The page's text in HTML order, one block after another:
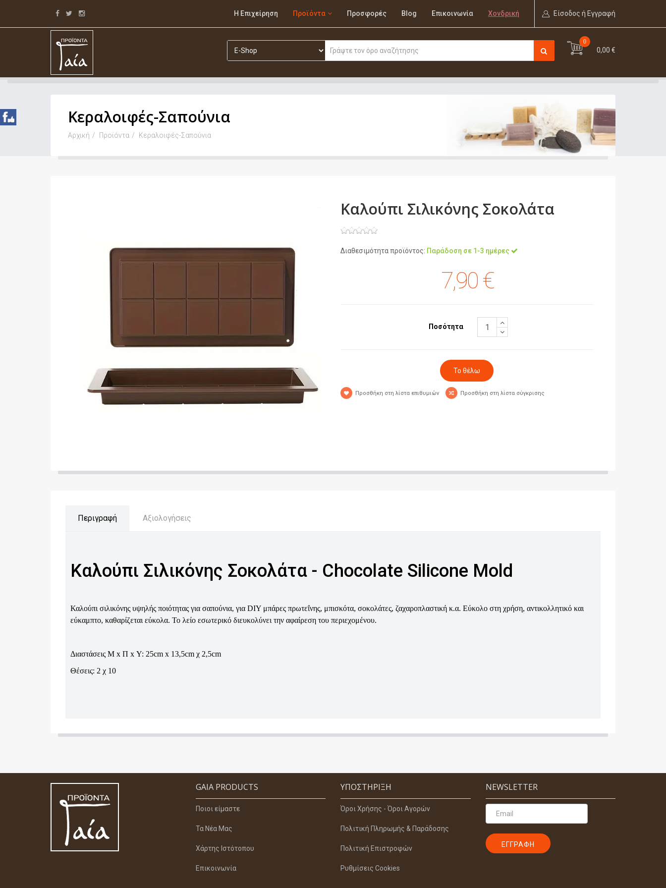
Η Επιχείρηση Προϊόντα Προσφορές Blog Επικοινωνία Χονδρική Είσοδος ή Εγγραφή
0
0,00 €
Κεραλοιφές-Σαπούνια
Αρχική Προϊόντα Κεραλοιφές-Σαπούνια
Καλούπι Σιλικόνης Σοκολάτα
Διαθεσιμότητα προϊόντος: Παράδοση σε 1-3 ημέρες
7,90 €
Ποσότητα
Προσθήκη στη λίστα επιθυμιών Προσθήκη στη λίστα σύγκρισης
Περιγραφή Αξιολογήσεις
Καλούπι Σιλικόνης Σοκολάτα - Chocolate Silicone Mold
Καλούπι σιλικόνης υψηλής ποιότητας για σαπούνια, για DIY μπάρες πρωτεΐνης, μπισκότα, σοκολάτες, ζαχαροπλαστική κ.α. Εύκολο στη χρήση, αντικολλητικό και
εύκαμπτο, καθαρίζεται εύκολα. Το λείο εσωτερικό διευκολύνει την αφαίρεση του περιεχομένου.
Διαστάσεις Μ x Π x Υ: 25cm x 13,5cm χ 2,5cm
Θέσεις: 2 χ 10
GAIA PRODUCTS
Ποιοι είμαστε
Τα Νέα Μας
Χάρτης Ιστότοπου
Επικοινωνία
ΥΠΟΣΤΉΡΙΞΗ
Όροι Χρήσης - Όροι Αγορών
Πολιτική Πληρωμής & Παράδοσης
Πολιτική Επιστροφών
Ρυθμίσεις Cookies
NEWSLETTER